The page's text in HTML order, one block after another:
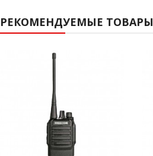
РЕКОМЕНДУЕМЫЕ ТОВАРЫ